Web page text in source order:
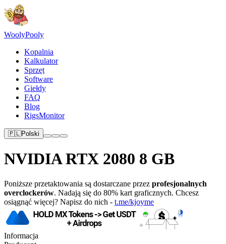
WoolyPooly
Kopalnia
Kalkulator
Sprzęt
Software
Giełdy
FAQ
Blog
RigsMonitor
🇵🇱Polski
NVIDIA RTX 2080 8 GB
Poniższe przetaktowania są dostarczane przez profesjonalnych
overclockerów. Nadają się do 80% kart graficznych. Chcesz
osiągnąć więcej? Napisz do nich - t.me/kjoyme
Informacja